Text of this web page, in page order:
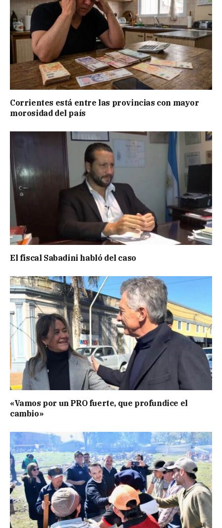
Corrientes está entre las provincias con mayor
morosidad del país
El fiscal Sabadini habló del caso
«Vamos por un PRO fuerte, que profundice el
cambio»